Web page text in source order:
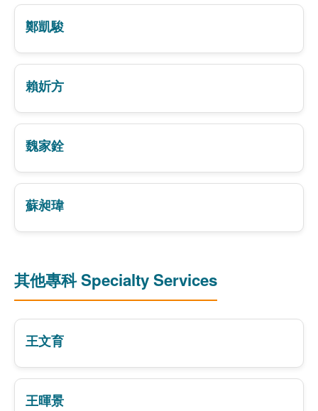
鄭凱駿
賴妡方
魏家銓
蘇昶瑋
其他專科 Specialty Services
王文育
王暉景